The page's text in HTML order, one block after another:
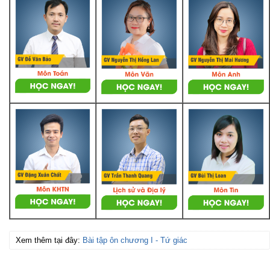
Xem thêm tại đây: Bài tập ôn chương I - Tứ giác